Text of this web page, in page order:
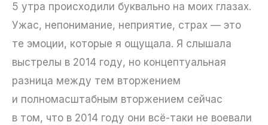
5 утра происходили буквально на моих глазах.
Ужас, непонимание, неприятие, страх — это
те эмоции, которые я ощущала. Я слышала
выстрелы в 2014 году, но концептуальная
разница между тем вторжением
и полномасштабным вторжением сейчас
в том, что в 2014 году они всё-таки не воевали